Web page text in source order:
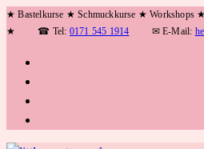
Zum
Inhalt
★ Bastelkurse ★ Schmuckkurse ★ Workshops
★
☎ Tel: 0171 545 1914 ✉ E-Mail: